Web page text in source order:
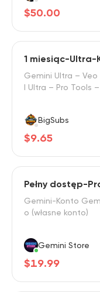
$50.00
1 miesiąc-Ultra-
Gemini Ultra –
I Ultra – Pro Tools
BigSubs
$9.65
Pełny dostęp-
Gemini-Konto
o (własne konto)
Gemini Store
$19.99